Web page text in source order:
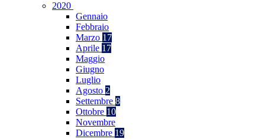
2020
Gennaio
Febbraio
Marzo 17
Aprile 17
Maggio
Giugno
Luglio
Agosto 2
Settembre 8
Ottobre 10
Novembre
Dicembre 19